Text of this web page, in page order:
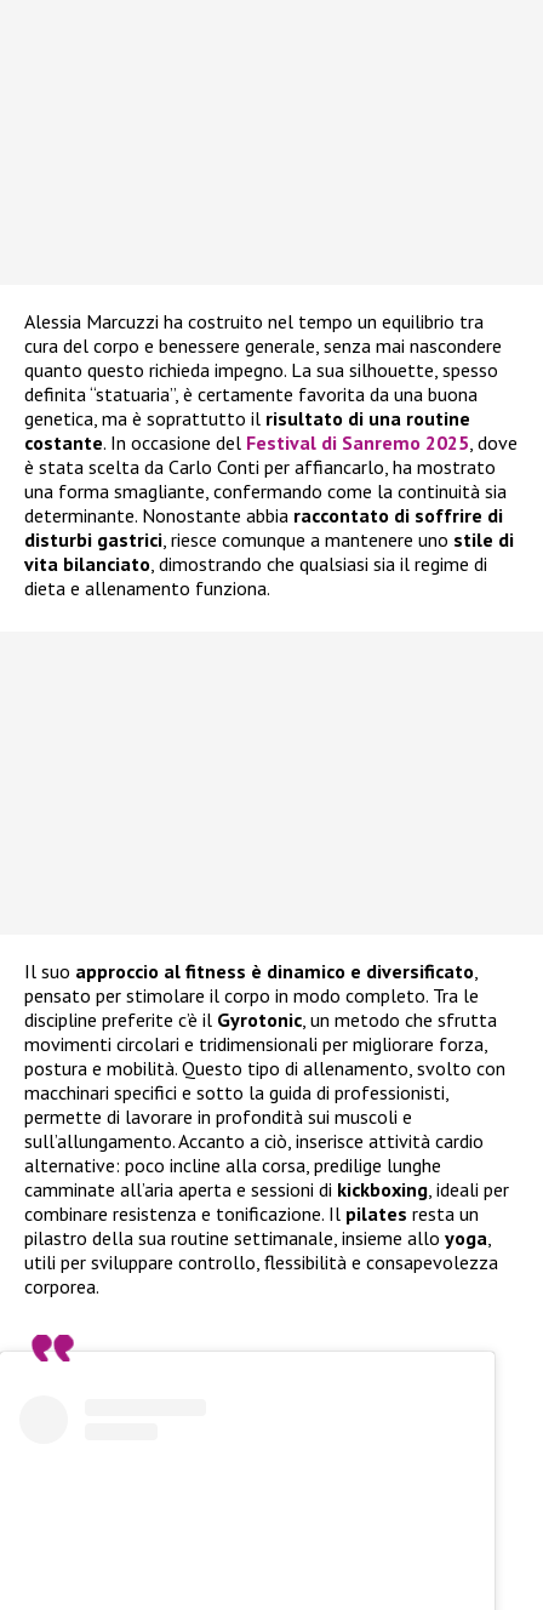
Alessia Marcuzzi ha costruito nel tempo un equilibrio tra
cura del corpo e benessere generale, senza mai nascondere
quanto questo richieda impegno. La sua silhouette, spesso
definita “statuaria”, è certamente favorita da una buona
genetica, ma è soprattutto il risultato di una routine
costante. In occasione del Festival di Sanremo 2025 , dove
è stata scelta da Carlo Conti per affiancarlo, ha mostrato
una forma smagliante, confermando come la continuità sia
determinante. Nonostante abbia raccontato di soffrire di
disturbi gastrici , riesce comunque a mantenere uno stile di
vita bilanciato , dimostrando che qualsiasi sia il regime di
dieta e allenamento funziona.
Il suo approccio al fitness è dinamico e diversificato,
pensato per stimolare il corpo in modo completo. Tra le
discipline preferite c’è il Gyrotonic, un metodo che sfrutta
movimenti circolari e tridimensionali per migliorare forza,
postura e mobilità. Questo tipo di allenamento, svolto con
macchinari specifici e sotto la guida di professionisti,
permette di lavorare in profondità sui muscoli e
sull’allungamento. Accanto a ciò, inserisce attività cardio
alternative: poco incline alla corsa, predilige lunghe
camminate all’aria aperta e sessioni di kickboxing, ideali per
combinare resistenza e tonificazione. Il pilates resta un
pilastro della sua routine settimanale, insieme allo yoga,
utili per sviluppare controllo, flessibilità e consapevolezza
corporea.